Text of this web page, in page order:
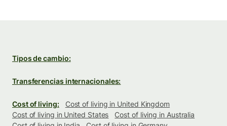
Tipos de cambio:
Transferencias internacionales:
Cost of living:
Cost of living in United Kingdom
Cost of living in United States
Cost of living in Australia